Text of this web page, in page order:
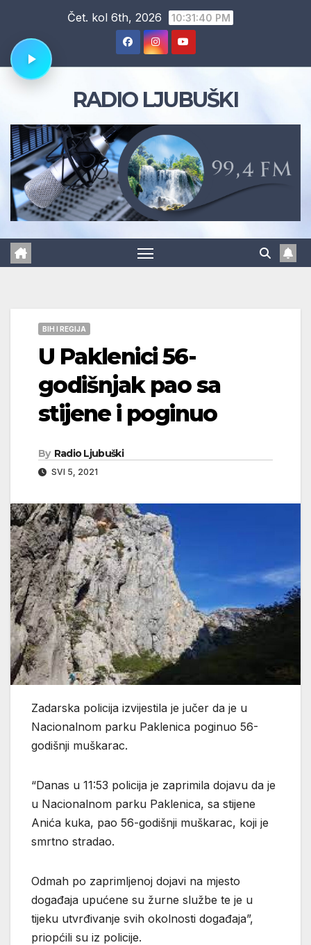
content
Čet. kol 6th, 2026 10:31:40 PM
RADIO LJUBUŠKI
BIH I REGIJA
U Paklenici 56-
godišnjak pao sa
stijene i poginuo
By Radio Ljubuški
SVI 5, 2021
Zadarska policija izvijestila je jučer da je u
Nacionalnom parku Paklenica poginuo 56-
godišnji muškarac.
“Danas u 11:53 policija je zaprimila dojavu da je
u Nacionalnom parku Paklenica, sa stijene
Anića kuka, pao 56-godišnji muškarac, koji je
smrtno stradao.
Odmah po zaprimljenoj dojavi na mjesto
događaja upućene su žurne službe te je u
tijeku utvrđivanje svih okolnosti događaja”,
priopćili su iz policije.